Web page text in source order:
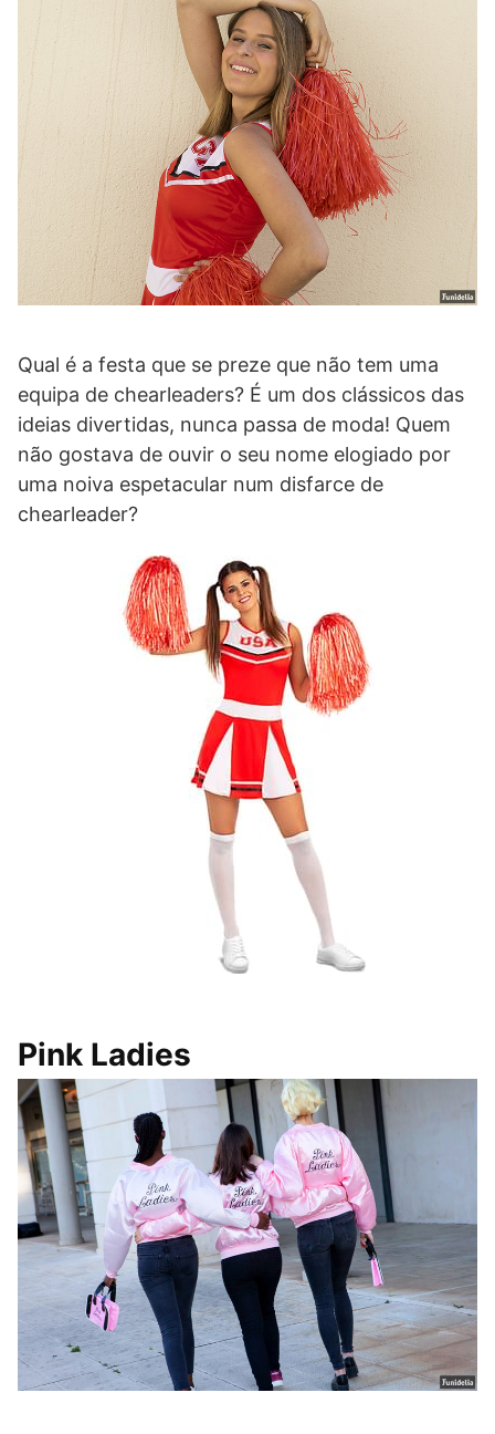
Qual é a festa que se preze que não tem uma
equipa de chearleaders? É um dos clássicos das
ideias divertidas, nunca passa de moda! Quem
não gostava de ouvir o seu nome elogiado por
uma noiva espetacular num disfarce de
chearleader?
Pink Ladies